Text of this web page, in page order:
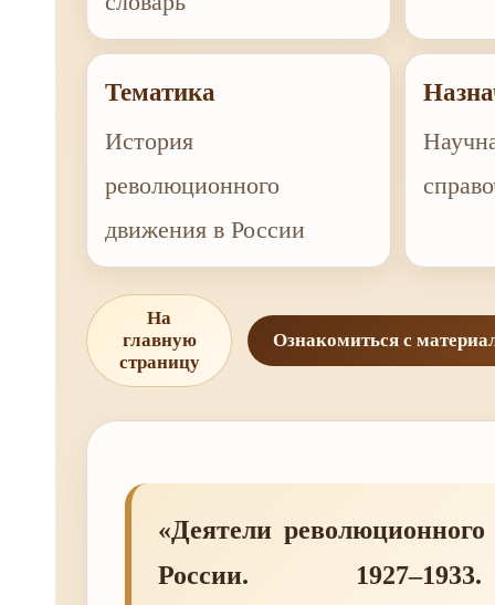
Тематика
История
революционного
движения в России
На
главную
страницу
Ознакомиться с
«Деятели
России.